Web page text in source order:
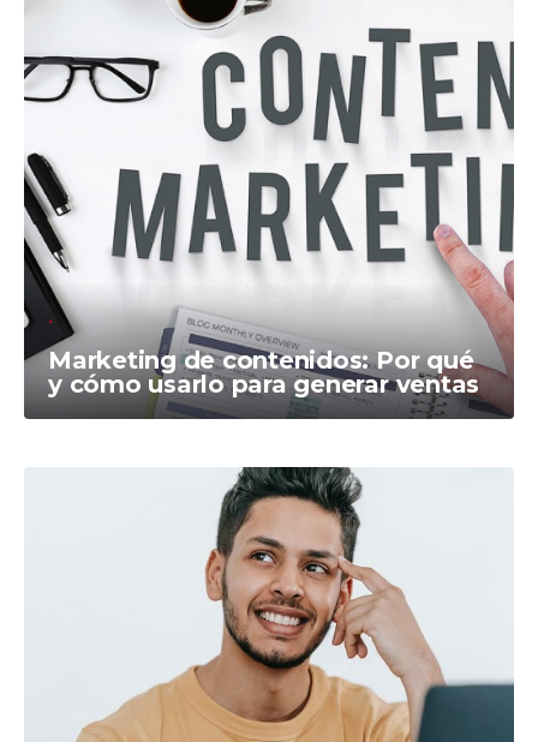
Marketing de contenidos: Por qué
y cómo usarlo para generar ventas